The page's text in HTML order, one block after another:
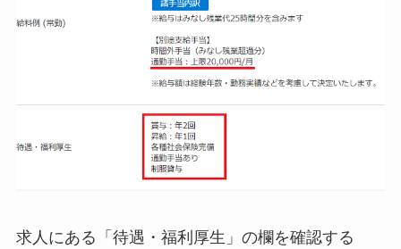
求人にある「待遇・福利厚生」の欄を確認する